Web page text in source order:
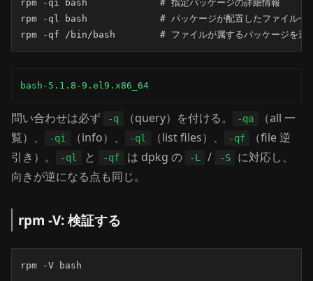
rpm -qi bash             # 指定パッケージの詳細情報
rpm -ql bash             # パッケージが配置したファイル一
rpm -qf /bin/bash        # ファイルが属するパッケージを逆
bash-5.1.8-9.el9.x86_64
問い合わせは必ず -q （query）を付ける。 -qa
（all 一
覧）、
-qi （info）、 -ql （list files）、 -qf
（file 逆
引き）。
-ql と -qf は dpkg の -L / -S
に対応し、
向きが逆になる点も同じ。
rpm -V: 検証する
rpm -V bash